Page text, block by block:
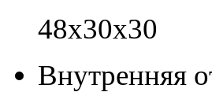
48х30х30
Внутренняя